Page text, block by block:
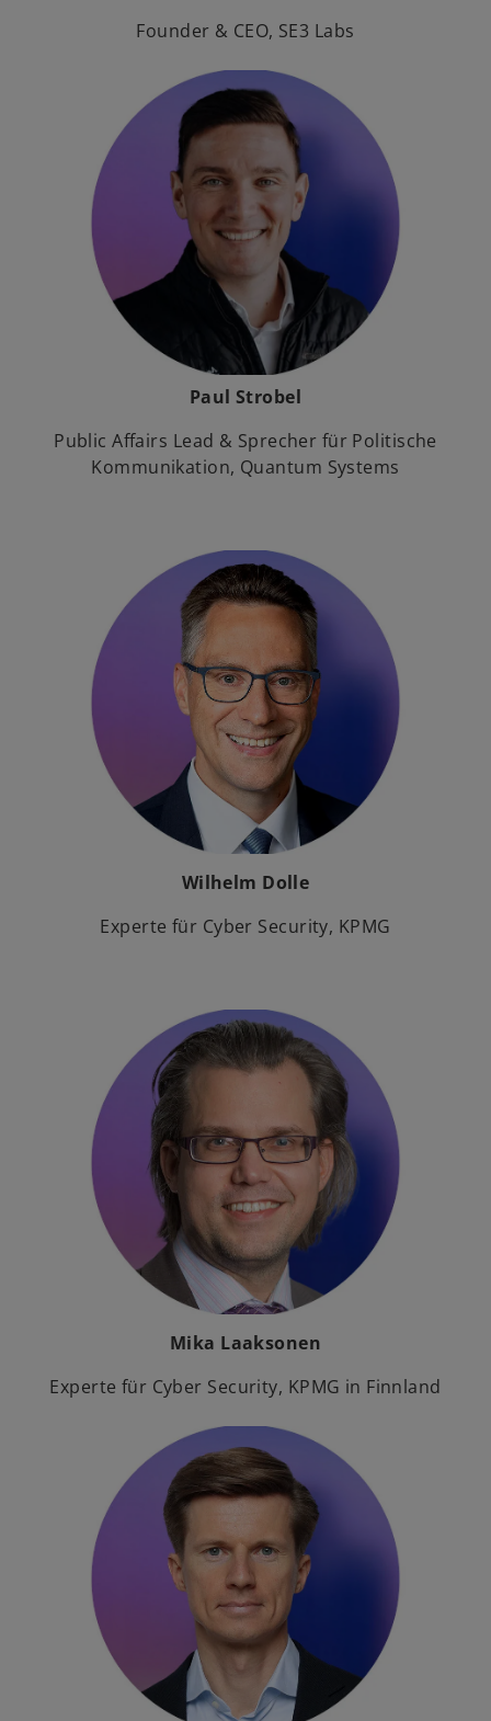
Founder & CEO, SE3 Labs
Paul Strobel
Public Affairs Lead & Sprecher für Politische
Kommunikation, Quantum Systems
Wilhelm Dolle
Experte für Cyber Security, KPMG
Mika Laaksonen
Experte für Cyber Security, KPMG in Finnland